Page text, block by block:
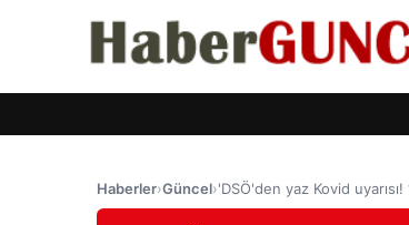
Haberler›Güncel›'DSÖ'den yaz Kovid